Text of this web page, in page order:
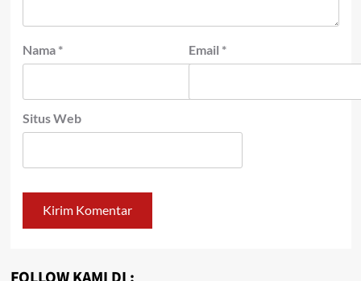
Nama * Email *
Situs Web